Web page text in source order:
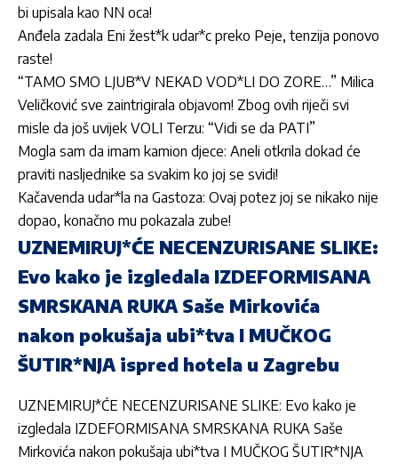
bi upisala kao NN oca!
Anđela zadala Eni žest*k udar*c preko Peje, tenzija ponovo
raste!
“TAMO SMO LJUB*V NEKAD VOD*LI DO ZORE…” Milica
Veličković sve zaintrigirala objavom! Zbog ovih riječi svi
misle da još uvijek VOLI Terzu: “Vidi se da PATI”
Mogla sam da imam kamion djece: Aneli otkrila dokad će
praviti nasljednike sa svakim ko joj se svidi!
Kačavenda udar*la na Gastoza: Ovaj potez joj se nikako nije
dopao, konačno mu pokazala zube!
UZNEMIRUJ*ĆE NECENZURISANE SLIKE:
Evo kako je izgledala IZDEFORMISANA
SMRSKANA RUKA Saše Mirkovića
nakon pokušaja ubi*tva I MUČKOG
ŠUTIR*NJA ispred hotela u Zagrebu
UZNEMIRUJ*ĆE NECENZURISANE SLIKE: Evo kako je
izgledala IZDEFORMISANA SMRSKANA RUKA Saše
Mirkovića nakon pokušaja ubi*tva I MUČKOG ŠUTIR*NJA